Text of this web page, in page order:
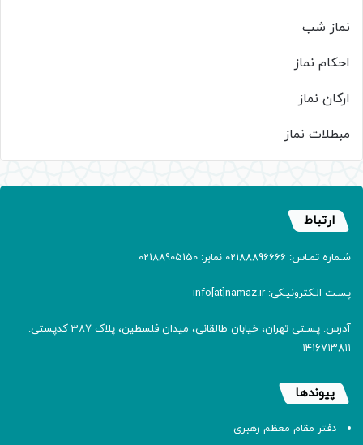
نماز شب
احکام نماز
ارکان نماز
مبطلات نماز
ارتباط
شـماره تمـاس: 02188896666 نمابر: 02188905150
پسـت الـکترونیـکی: info[at]namaz.ir
آدرس: پسـتی تهران، خیابان طالقانی، میدان فلسطین، پلاک 387 کدپستی:
۱۴۱۶۷۱۳۸۱۱
پیوندها
دفتر مقام معظم رهبری